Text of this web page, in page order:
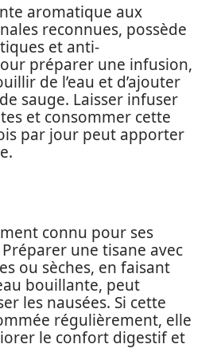
aromatique aux
reconnues, possède
et anti-
préparer une infusion,
de l’eau et d’ajouter
sauge. Laisser infuser
et consommer cette
par jour peut apporter
connu pour ses
une tisane avec
ou sèches, en faisant
bouillante, peut
les nausées. Si cette
régulièrement, elle
le confort digestif et